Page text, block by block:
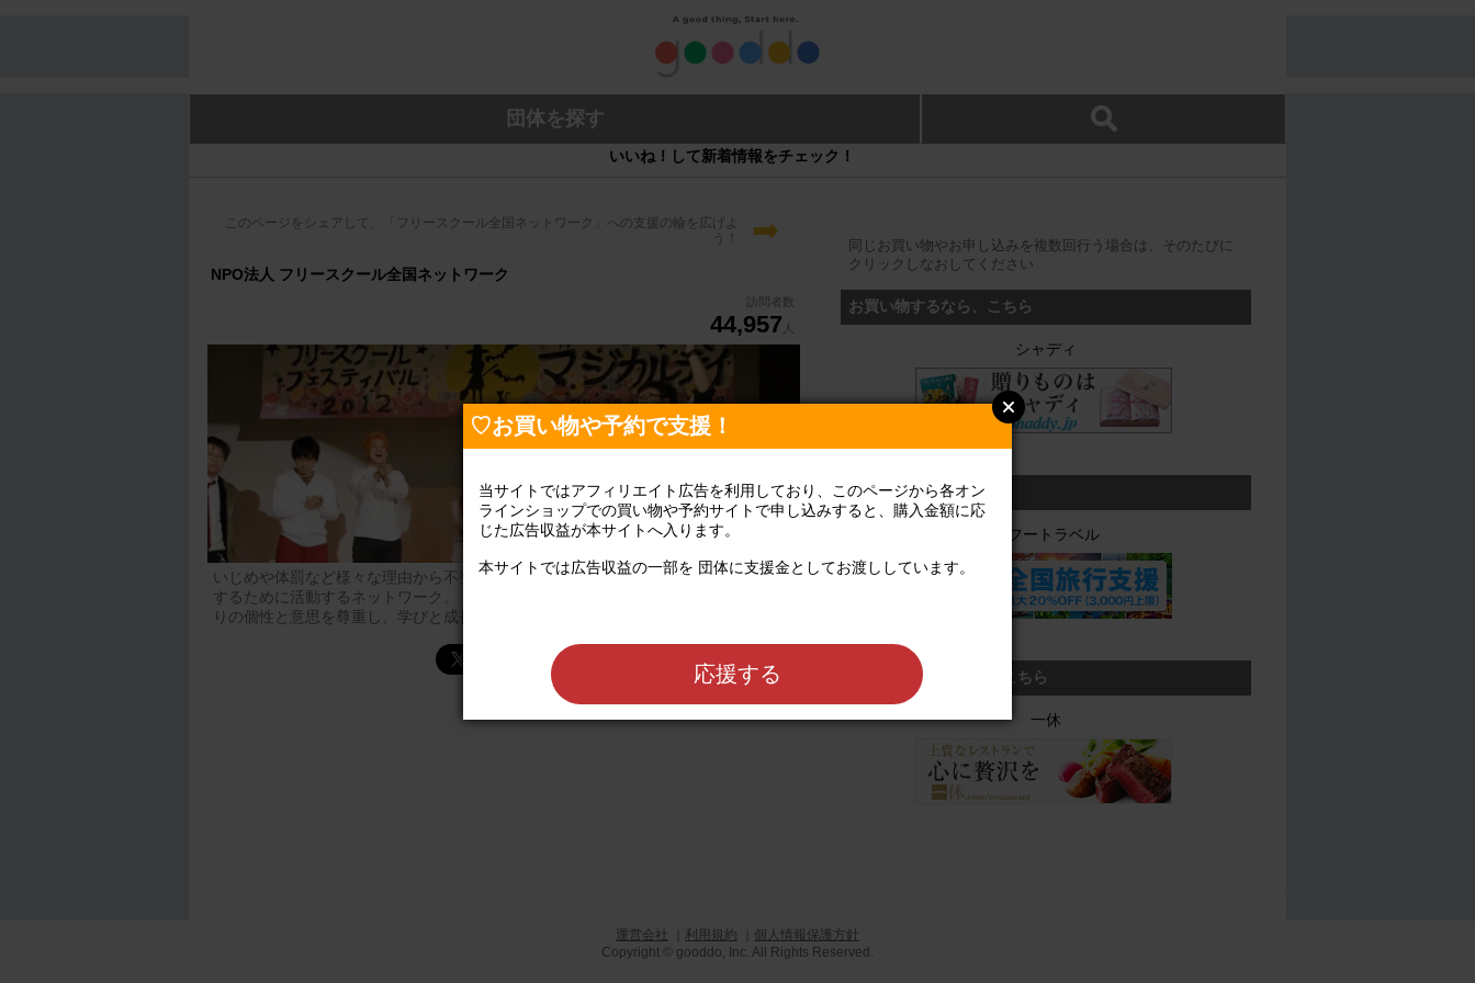
団体を探す
いいね！して新着情報をチェック！
このページをシェアして、「フリースクール全国ネットワーク」への支援の輪を広げよ
う！
➡
NPO法人 フリースクール全国ネットワーク
訪問者数
44,957 人
いじめや体罰など様々な理由から不登校となった子どもたちの「学ぶ権利」を保障
するために活動するネットワーク。「不登校」というレッテルではなく、一人ひと
りの個性と意思を尊重し、学びと成長をサポートします。
同じお買い物やお申し込みを複数回行う場合は、そのたびに
クリックしなおしてください
お買い物するなら、こちら
シャディ
旅行予約なら、こちら
ヤフートラベル
レストラン予約なら、こちら
一休
運営会社 利用規約
個人情報保護方針
Copyright © gooddo, Inc. All Rights Reserved.
♡お買い物や予約で支援！
当サイトではアフィリエイト広告を利用しており、このページから各オン
ラインショップでの買い物や予約サイトで申し込みすると、購入金額に応
じた広告収益が本サイトへ入ります。
本サイトでは広告収益の一部を 団体に支援金としてお渡ししています。
応援する